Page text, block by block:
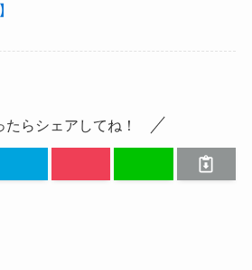
たらシェアしてね！